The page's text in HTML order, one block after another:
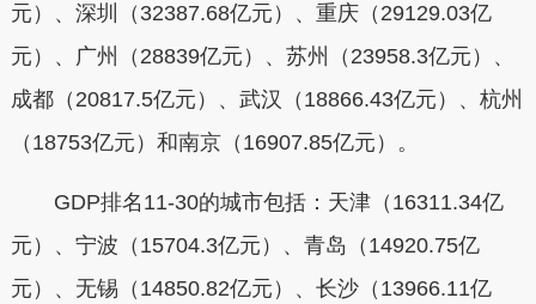
元）、深圳（32387.68亿元）、重庆（29129.03亿
元）、广州（28839亿元）、苏州（23958.3亿元）、
成都（20817.5亿元）、武汉（18866.43亿元）、杭州
（18753亿元）和南京（16907.85亿元）。
GDP排名11-30的城市包括：天津（16311.34亿
元）、宁波（15704.3亿元）、青岛（14920.75亿
元）、无锡（14850.82亿元）、长沙（13966.11亿